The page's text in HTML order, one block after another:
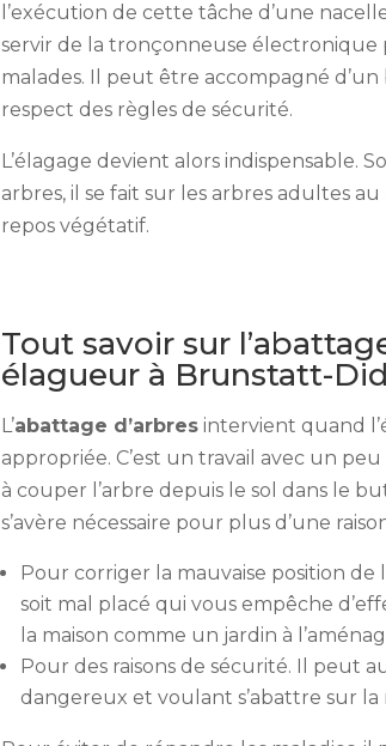
l’exécution de cette tâche d’une
servir de la tronçonneuse électronique
malades. Il peut être accompagné
respect des règles de sécurité.
L’élagage devient alors indispensable.
arbres, il se fait sur les arbres adultes
repos végétatif.
Tout savoir sur
élagueur à Brunstatt-
L’abattage d’arbres intervient quand
appropriée. C’est un travail avec un
à couper l’arbre depuis le sol dans le
s’avère nécessaire pour plus d’une
Pour corriger la mauvaise position de
soit mal placé qui vous empêche
la maison comme un jardin à
Pour des raisons de sécurité. Il peut
dangereux et voulant s’abattre sur la